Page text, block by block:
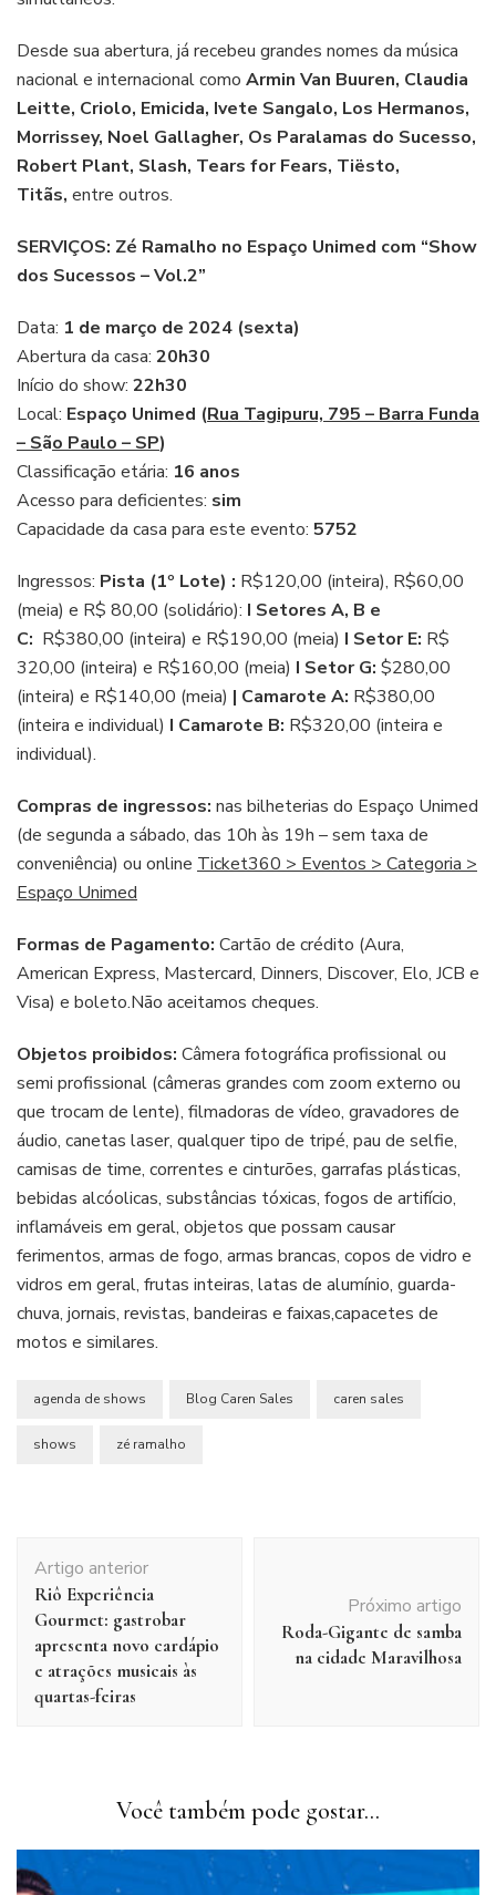
Desde sua abertura, já recebeu grandes nomes da música
nacional e internacional como Armin Van Buuren, Claudia
Leitte, Criolo, Emicida, Ivete Sangalo, Los Hermanos,
Morrissey, Noel Gallagher, Os Paralamas do Sucesso,
Robert Plant, Slash, Tears for Fears, Tiësto,
Titãs, entre outros.
SERVIÇOS: Zé Ramalho no Espaço Unimed com “Show
dos Sucessos – Vol.2”
Data: 1 de março de 2024 (sexta)
Abertura da casa: 20h30
Início do show: 22h30
Local: Espaço Unimed (Rua Tagipuru, 795 – Barra Funda
– São Paulo – SP)
Classificação etária: 16 anos
Acesso para deficientes: sim
Capacidade da casa para este evento: 5752
Ingressos: Pista (1º Lote) : R$120,00 (inteira), R$60,00
(meia) e R$ 80,00 (solidário): I Setores A, B e
C: R$380,00 (inteira) e R$190,00 (meia) I Setor E: R$
320,00 (inteira) e R$160,00 (meia) I Setor G: $280,00
(inteira) e R$140,00 (meia) | Camarote A: R$380,00
(inteira e individual) I Camarote B: R$320,00 (inteira e
individual).
Compras de ingressos: nas bilheterias do Espaço Unimed
(de segunda a sábado, das 10h às 19h – sem taxa de
conveniência) ou online Ticket360 > Eventos > Categoria >
Espaço Unimed
Formas de Pagamento: Cartão de crédito (Aura,
American Express, Mastercard, Dinners, Discover, Elo, JCB e
Visa) e boleto.Não aceitamos cheques.
Objetos proibidos: Câmera fotográfica profissional ou
semi profissional (câmeras grandes com zoom externo ou
que trocam de lente), filmadoras de vídeo, gravadores de
áudio, canetas laser, qualquer tipo de tripé, pau de selfie,
camisas de time, correntes e cinturões, garrafas plásticas,
bebidas alcóolicas, substâncias tóxicas, fogos de artifício,
inflamáveis em geral, objetos que possam causar
ferimentos, armas de fogo, armas brancas, copos de vidro e
vidros em geral, frutas inteiras, latas de alumínio, guarda-
chuva, jornais, revistas, bandeiras e faixas,capacetes de
motos e similares.
agenda de shows Blog Caren Sales caren sales
shows zé ramalho
de
post
Artigo anterior
Riô Experiência
Gourmet: gastrobar
apresenta novo cardápio
e atrações musicais às
quartas-feiras
Próximo artigo
Roda-Gigante de samba
na cidade Maravilhosa
Você também pode gostar...